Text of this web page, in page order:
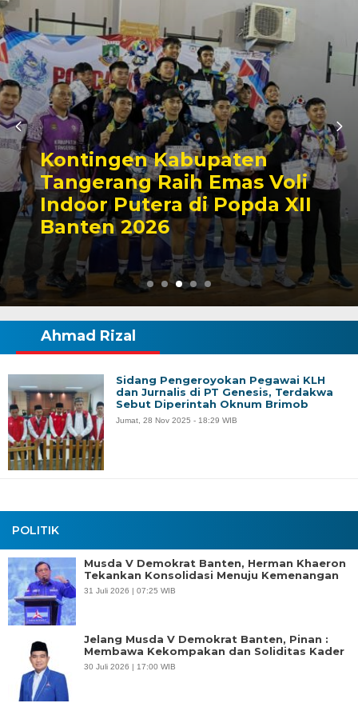
Kontingen Kabupaten
Tangerang Raih Emas Voli
Indoor Putera di Popda XII
Banten 2026
POLITIK
Musda V Demokrat Banten, Herman Khaeron
Tekankan Konsolidasi Menuju Kemenangan
31 Juli 2026 | 07:25 WIB
Jelang Musda V Demokrat Banten, Pinan :
Membawa Kekompakan dan Soliditas Kader
30 Juli 2026 | 17:00 WIB
Ahmad Rizal
Sidang Pengeroyokan Pegawai KLH
dan Jurnalis di PT Genesis, Terdakwa
Sebut Diperintah Oknum Brimob
Jumat, 28 Nov 2025 - 18:29 WIB